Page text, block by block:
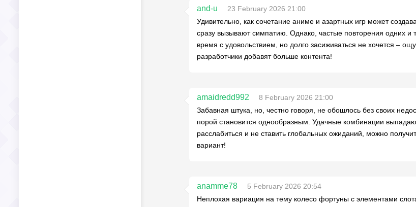
and-u
23 February 2026 21:00
Удивительно, как сочетание аниме и азартных игр может
сразу вызывают симпатию. Однако, частые повторения одних
время с удовольствием, но долго засиживаться не хочется –
разработчики добавят больше контента!
amaidredd992
8 February 2026 21:00
Забавная штука, но, честно говоря, не обошлось без своих
порой становится однообразным. Удачные комбинации
расслабиться и не ставить глобальных ожиданий, можно
вариант!
anamme78
5 February 2026 20:54
Неплохая вариация на тему колесо фортуны с элементами